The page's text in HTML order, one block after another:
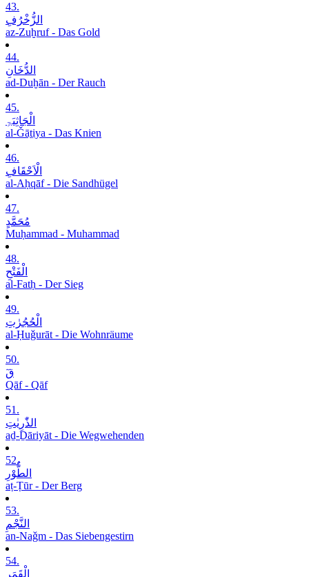
43.
الزُّخْرُفِ
az-Zuḫruf - Das Gold
44.
الدُّخَانِ
ad-Duḫān - Der Rauch
45.
الْجَاثِیَۃِ
al-Ǧāṯiya - Das Knien
46.
الْاَحْقَافِ
al-Aḥqāf - Die Sandhügel
47.
مُحَمَّدٍ
Muḥammad - Muhammad
48.
الْفَتْحِ
al-Fatḥ - Der Sieg
49.
الْحُجُرٰتِ
al-Ḥuǧurāt - Die Wohnräume
50.
قٓ
Qāf - Qāf
51.
الذّٰرِیٰتِ
aḏ-Ḏāriyāt - Die Wegwehenden
52.
الطُّوْرِ
aṭ-Ṭūr - Der Berg
53.
النَّجْمِ
an-Naǧm - Das Siebengestirn
54.
الْقَمَرِ